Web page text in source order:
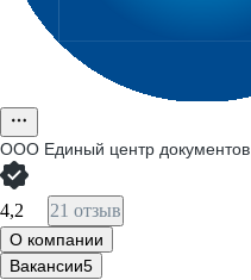
ООО Единый центр документов
4,2 21 отзыв
О компании
Вакансии5